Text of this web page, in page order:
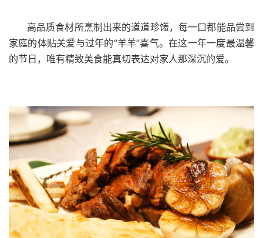
高品质食材所烹制出来的道道珍馐，每一口都能品尝到
家庭的体贴关爱与过年的“羊羊”喜气。在这一年一度最温馨
的节日，唯有精致美食能真切表达对家人那深沉的爱。